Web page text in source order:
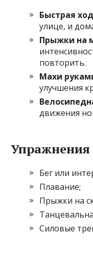
Быстрая
улице, и
Прыжки на
повторить.
Махи
улучшения
движения
Упражнения
Бег или
Плавание;
Прыжки на
Силовые